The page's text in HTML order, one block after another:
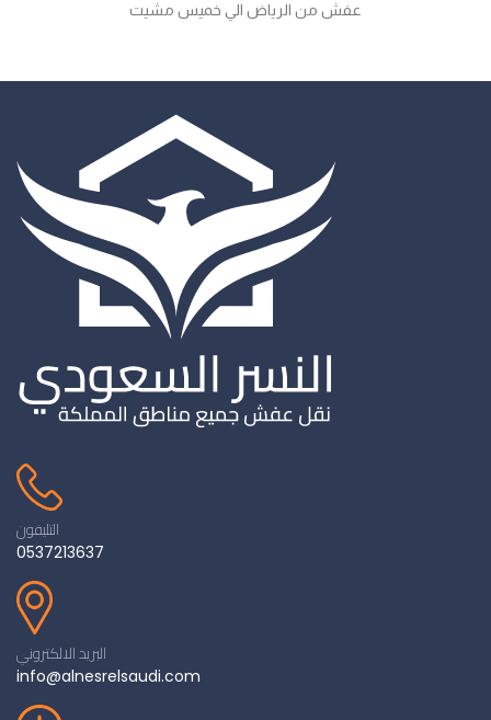
عفش من الرياض الي خميس مشيت
التليفون
0537213637
البريد الالكتروني
info@alnesrelsaudi.com